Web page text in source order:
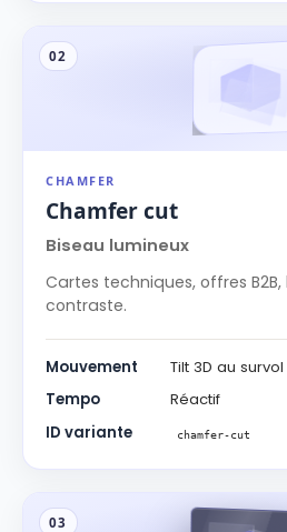
02
CHAMFER
Chamfer cut
Biseau lumineux
Cartes techniques, offres
contraste.
Mouvement
Tilt 3D au survol
Tempo
Réactif
ID variante
chamfer-cut
03